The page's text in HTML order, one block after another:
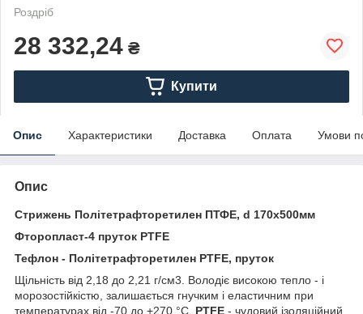
Роздріб
28 332,24 ₴
Купити
Опис Характеристики Доставка Оплата Умови
Опис
Стрижень Політетрафторетилен ПТФЕ, d 170х500мм
Фторопласт-4 пруток PTFE
Тефлон - Політетрафторетилен PTFE, пруток
Щільність від 2,18 до 2,21 г/см3. Володіє високою тепло - і
морозостійкістю, залишається гнучким і еластичним при
температурах від -70 до +270 °C. PTFE - чудовий ізоляційний